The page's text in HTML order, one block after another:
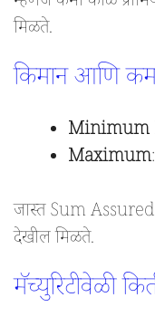
मिळते.
किमान आणि
Minimum
Maximum
जास्त Sum
देखील मिळते.
मॅच्युरिटीवेळी